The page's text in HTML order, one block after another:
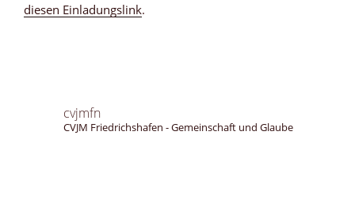
diesen Einladungslink.
cvjmfn
CVJM Friedrichshafen - Gemeinschaft und Glaube